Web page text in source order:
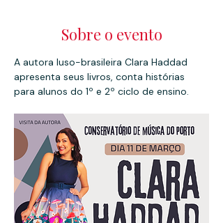
Sobre o evento
A autora luso-brasileira Clara Haddad
apresenta seus livros, conta histórias
para alunos do 1º e 2º ciclo de ensino.